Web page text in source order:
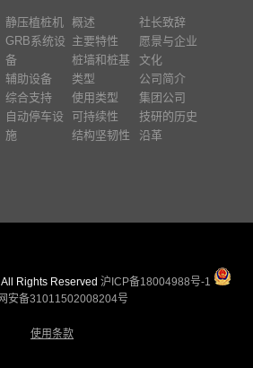
静压植桩机
GRB系统设
备
辅助设备
综合支持
自动停车设
施
概述
主要特性
桩墙和桩基
类型
使用类型
可持续性
结构坚韧性
社长致辞
愿景与企业
文化
公司简介
集团公司
技研的历史
沿革
Rights Reserved 沪ICP备18004988号-1
安备31011502008204号
使用条款